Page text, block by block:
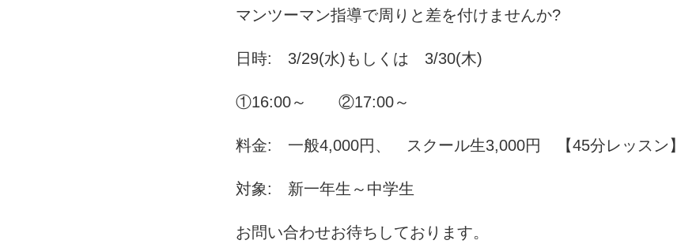
マンツーマン指導で周りと差を付けませんか?
日時: 3/29(水)もしくは 3/30(木)
①16:00～ ②17:00～
料金: 一般4,000円、 スクール生3,000円 【45分レッスン】
対象: 新一年生～中学生
お問い合わせお待ちしております。